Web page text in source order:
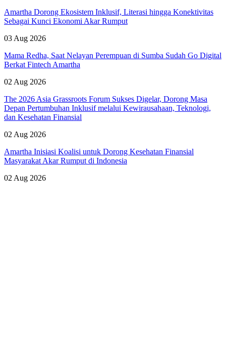
Amartha Dorong Ekosistem Inklusif, Literasi hingga Konektivitas
Sebagai Kunci Ekonomi Akar Rumput
03 Aug 2026
Mama Redha, Saat Nelayan Perempuan di Sumba Sudah Go Digital
Berkat Fintech Amartha
02 Aug 2026
The 2026 Asia Grassroots Forum Sukses Digelar, Dorong Masa
Depan Pertumbuhan Inklusif melalui Kewirausahaan, Teknologi,
dan Kesehatan Finansial
02 Aug 2026
Amartha Inisiasi Koalisi untuk Dorong Kesehatan Finansial
Masyarakat Akar Rumput di Indonesia
02 Aug 2026